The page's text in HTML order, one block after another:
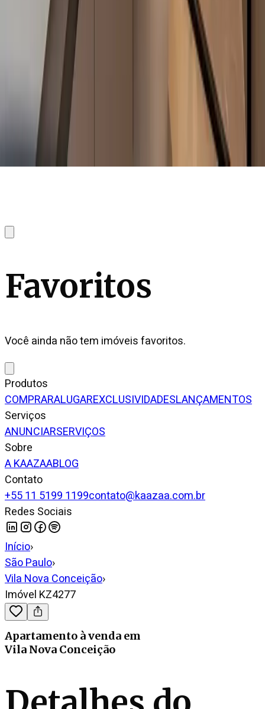
Favoritos
Você ainda não tem imóveis favoritos.
Produtos
COMPRARALUGAREXCLUSIVIDADESLANÇAMENTOS
Serviços
ANUNCIARSERVIÇOS
Sobre
A KAAZAABLOG
Contato
+55 11 5199 1199contato@kaazaa.com.br
Redes Sociais
Início›
São Paulo›
Vila Nova Conceição›
Imóvel KZ4277
Apartamento à venda em
Vila Nova Conceição